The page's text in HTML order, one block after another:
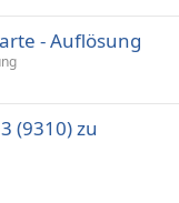
- Auflösung
(9310) zu